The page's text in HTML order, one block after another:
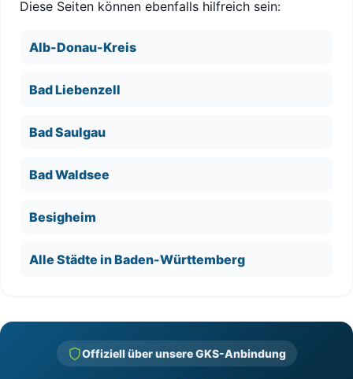
Diese Seiten können ebenfalls hilfreich sein:
Alb-Donau-Kreis
Bad Liebenzell
Bad Saulgau
Bad Waldsee
Besigheim
Alle Städte in Baden-Württemberg
Offiziell über unsere GKS-Anbindung